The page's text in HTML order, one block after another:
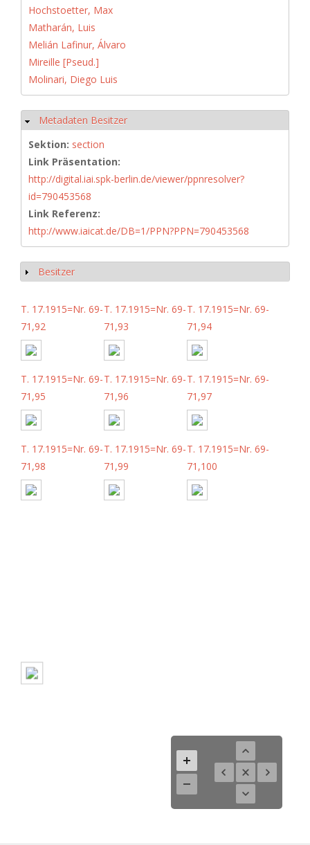
Hochstoetter, Max
Matharán, Luis
Melián Lafinur, Álvaro
Mireille [Pseud.]
Molinari, Diego Luis
Hide
Metadaten Besitzer
Sektion: section
Link Präsentation:
http://digital.iai.spk-berlin.de/viewer/ppnresolver?
id=790453568
Link Referenz:
http://www.iaicat.de/DB=1/PPN?PPN=790453568
Show
Besitzer
T. 17.1915=Nr. 69-
71,92
T. 17.1915=Nr. 69-
71,93
T. 17.1915=Nr. 69-
71,94
T. 17.1915=Nr. 69-
71,95
T. 17.1915=Nr. 69-
71,96
T. 17.1915=Nr. 69-
71,97
T. 17.1915=Nr. 69-
71,98
T. 17.1915=Nr. 69-
71,99
T. 17.1915=Nr. 69-
71,100